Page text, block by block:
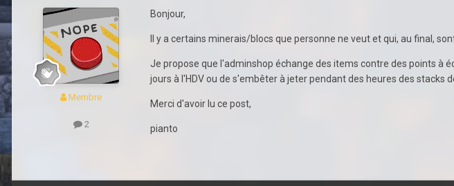
Membre
2
Bonjour,
Il y a certains minerais/blocs que personne ne veut et qui, au final,
Je propose que l'adminshop échange des items contre des points à
jours à l'HDV ou de s'embêter à jeter pendant des heures des stacks
Merci d'avoir lu ce post,
pianto